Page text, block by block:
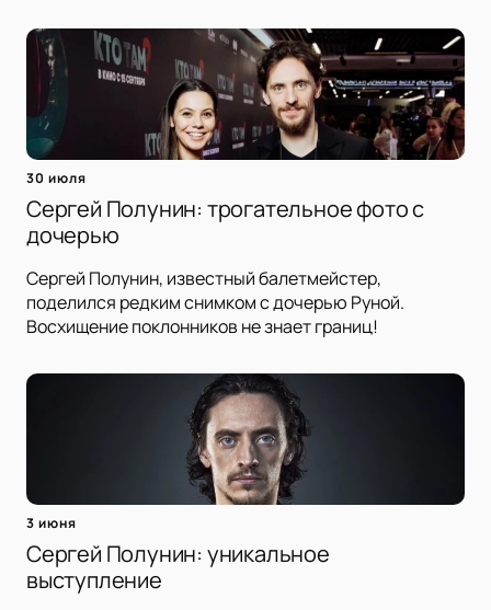
30 июля
Сергей Полунин: трогательное фото с
дочерью
Сергей Полунин, известный балетмейстер,
поделился редким снимком с дочерью Руной.
Восхищение поклонников не знает границ!
3 июня
Сергей Полунин: уникальное
выступление